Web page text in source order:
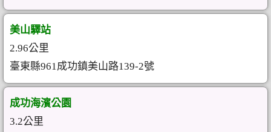
美山驛站
2.96公里
臺東縣961成功鎮美山路139-2號
成功海濱公園
3.2公里